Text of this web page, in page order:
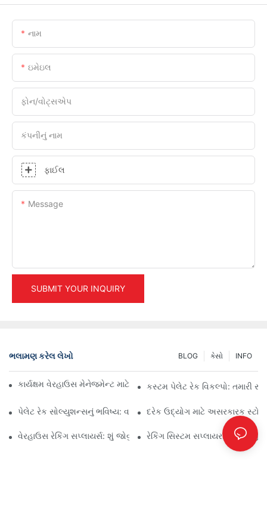
નામ
ઇમેઇલ
ફોન/વોટ્સએપ
કંપનીનું નામ
ફાઈલ
Message
SUBMIT YOUR INQUIRY
ભલામણ કરેલ લેખો INFO
કેસો
BLOG
કાર્યક્ષમ વેરહાઉસ મેનેજમેન્ટ માટે ટોચના ઔદ્યોગિક રેકિંગ સોલ્યુશન્સ
કસ્ટમ પેલેટ રેક વિકલ્પો: તમારી
પેલેટ રેક સોલ્યુશન્સનું ભવિષ્ય: વલણો અને નવીનતાઓ
દરેક ઉદ્યોગ માટે અસરકારક
વેરહાઉસ રેકિંગ સપ્લાયર્સ: શું જોવું રેકિંગ સિસ્ટમ સપ્લાયર: યોગ્ય